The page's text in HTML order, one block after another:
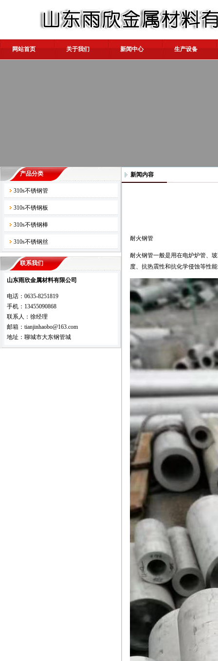
网站首页 关于我们 新闻中心 生产设备
产品分类
310s不锈钢管
310s不锈钢板
310s不锈钢棒
310s不锈钢丝
联系我们
山东雨欣金属材料有限公司
电话：0635-8251819
手机：13455090868
联系人：徐经理
邮箱：tianjinhaobo@163.com
地址：聊城市大东钢管城
新闻内容
耐火钢管
耐火钢管一般是用在电炉炉管、
度、抗热震性和抗化学侵蚀等性